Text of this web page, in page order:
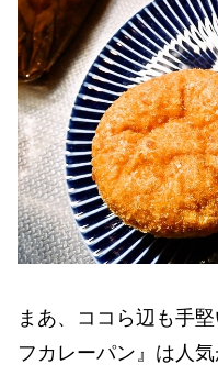
まあ、ココら辺も手
フカレーパン』は人